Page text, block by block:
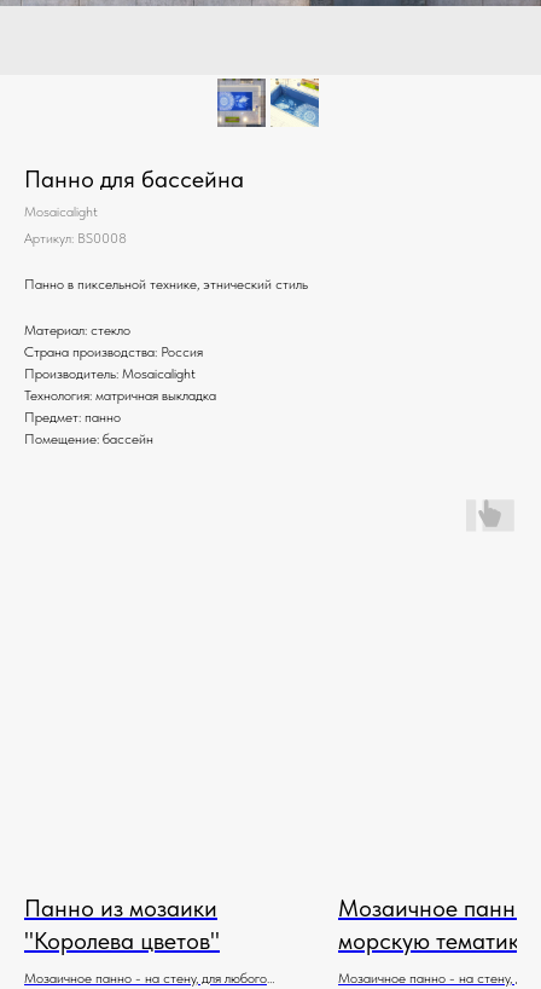
Панно для бассейна
Mosaicalight
Артикул: BS0008
Панно в пиксельной технике, этнический стиль
Материал: стекло
Страна производства: Россия
Производитель: Mosaicalight
Технология: матричная выкладка
Предмет: панно
Помещение: бассейн
Панно из мозаики
"Королева цветов"
Мозаичное панно - на стену, для любого
Мозаичное панно
морскую
Мозаичное панно - на стену, для